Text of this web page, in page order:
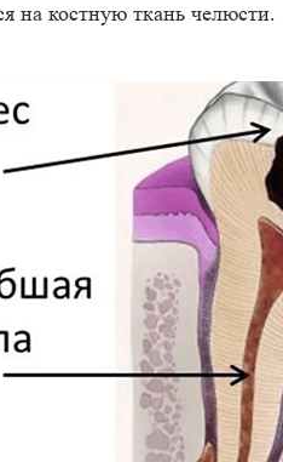
на костную ткань челюсти.